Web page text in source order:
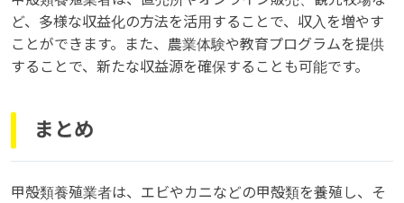
ど、多様な収益化の方法を活用することで、収入を増やす
ことができます。また、農業体験や教育プログラムを提供
することで、新たな収益源を確保することも可能です。
まとめ
甲殻類養殖業者は、エビやカニなどの甲殻類を養殖し、そ